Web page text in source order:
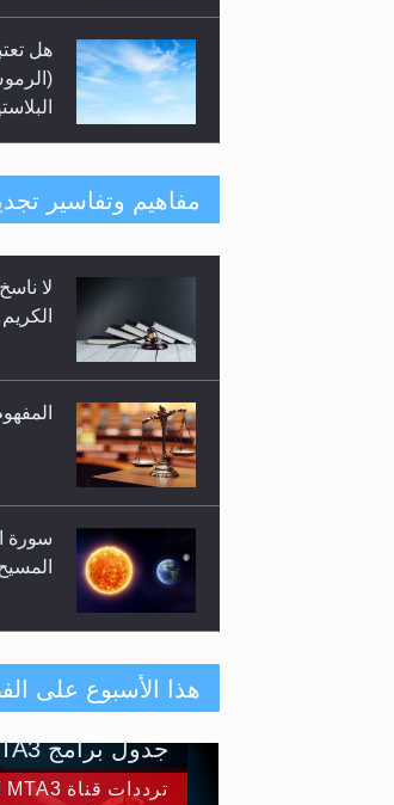
هل
هل
هل
مفاهيم وتفاسير
لا
الكريم
سورة
حقيقة
هذا الأسبوع على
ترددات قناة MTA3 العربية:
جدول برامج MTA3